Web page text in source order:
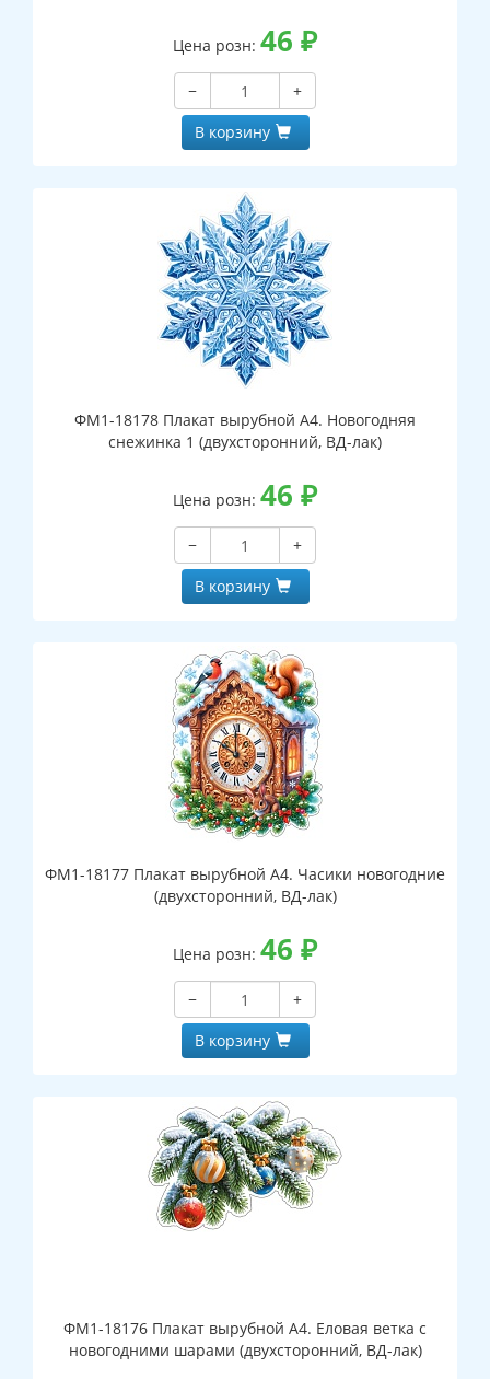
Цена розн: 46 ₽
−
+
В корзину
ФМ1-18178 Плакат вырубной А4. Новогодняя
снежинка 1 (двухсторонний, ВД-лак)
Цена розн: 46 ₽
−
+
В корзину
ФМ1-18177 Плакат вырубной А4. Часики новогодние
(двухсторонний, ВД-лак)
Цена розн: 46 ₽
−
+
В корзину
ФМ1-18176 Плакат вырубной А4. Еловая ветка с
новогодними шарами (двухсторонний, ВД-лак)